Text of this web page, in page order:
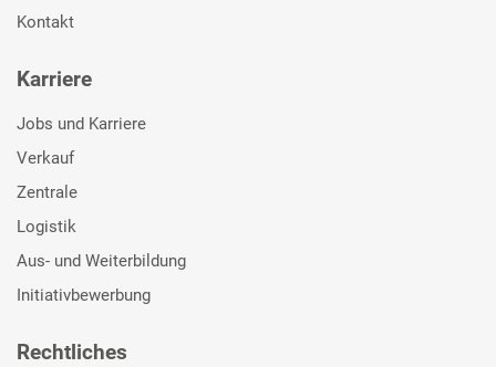
Kontakt
Karriere
Jobs und Karriere
Verkauf
Zentrale
Logistik
Aus- und Weiterbildung
Initiativbewerbung
Rechtliches